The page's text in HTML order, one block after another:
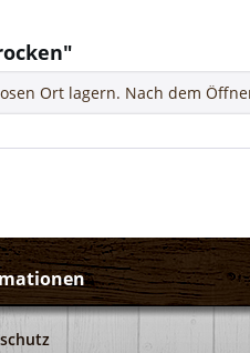
Ort lagern. Nach dem